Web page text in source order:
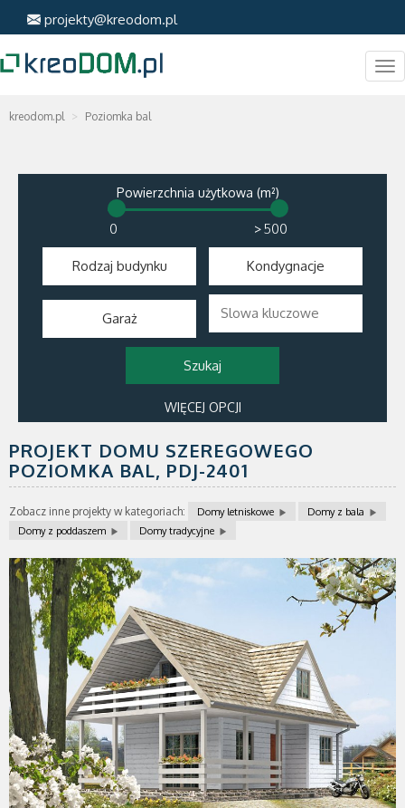
projekty@kreodom.pl
kreodom.pl Poziomka bal
Powierzchnia użytkowa (m²)
>
Rodzaj budynku Kondygnacje
Garaż
WIĘCEJ OPCJI
PROJEKT DOMU SZEREGOWEGO
POZIOMKA BAL, PDJ-2401
Zobacz inne projekty w kategoriach: Domy letniskowe
Domy z bala
Domy z poddaszem
Domy tradycyjne